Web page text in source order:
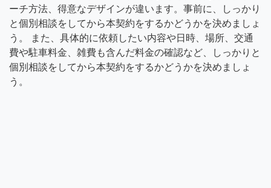
ーチ方法、得意なデザインが違います。事前に、しっかり
と個別相談をしてから本契約をするかどうかを決めましょ
う。 また、具体的に依頼したい内容や日時、場所、交通
費や駐車料金、雑費も含んだ料金の確認など、しっかりと
個別相談をしてから本契約をするかどうかを決めましょ
う。